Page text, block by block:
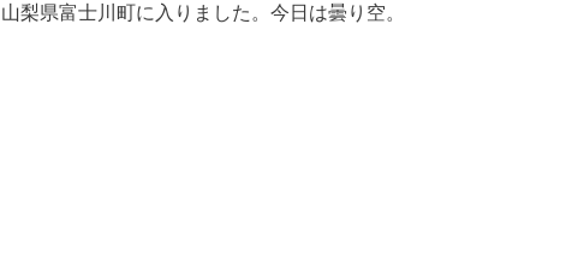
山梨県富士川町に入りました。今日は曇り空。